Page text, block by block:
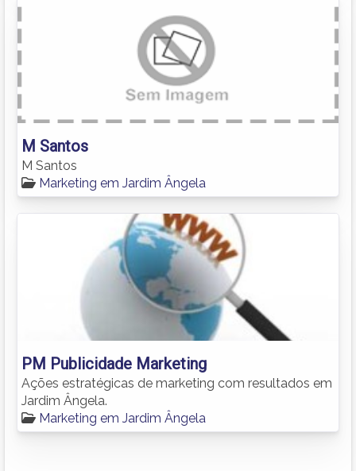
M Santos
M Santos
Marketing em Jardim Ângela
PM Publicidade Marketing
Ações estratégicas de marketing com resultados em
Jardim Ângela.
Marketing em Jardim Ângela